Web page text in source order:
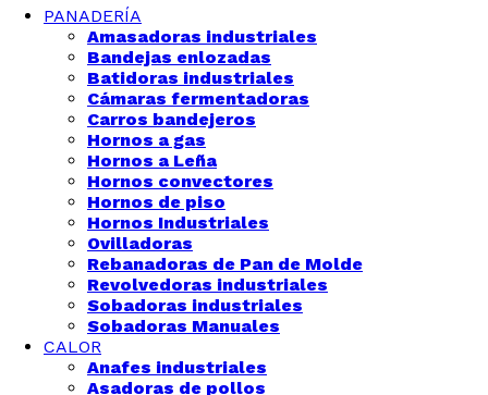
PANADERÍA
Amasadoras industriales
Bandejas enlozadas
Batidoras industriales
Cámaras fermentadoras
Carros bandejeros
Hornos a gas
Hornos a Leña
Hornos convectores
Hornos de piso
Hornos Industriales
Ovilladoras
Rebanadoras de Pan de Molde
Revolvedoras industriales
Sobadoras industriales
Sobadoras Manuales
CALOR
Anafes industriales
Asadoras de pollos